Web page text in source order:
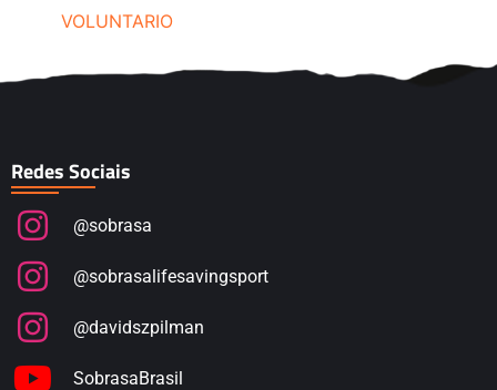
VOLUNTARIO
Redes Sociais
@sobrasa
@sobrasalifesavingsport
@davidszpilman
SobrasaBrasil